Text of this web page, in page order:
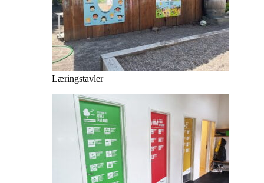
Læringstavler